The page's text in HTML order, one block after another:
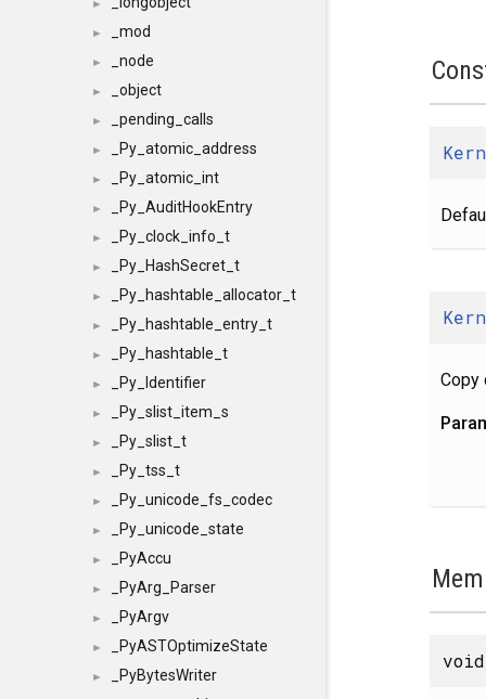
►
► _mod
► _node
► _object
► _pending_calls
► _Py_atomic_address
► _Py_atomic_int
► _Py_AuditHookEntry
► _Py_clock_info_t
► _Py_HashSecret_t
► _Py_hashtable_allocator_t
► _Py_hashtable_entry_t
► _Py_hashtable_t
► _Py_Identifier
► _Py_slist_item_s
► _Py_slist_t
► _Py_tss_t
► _Py_unicode_fs_codec
► _Py_unicode_state
► _PyAccu
► _PyArg_Parser
► _PyArgv
► _PyASTOptimizeState
►
_PyBytesWriter
Copy